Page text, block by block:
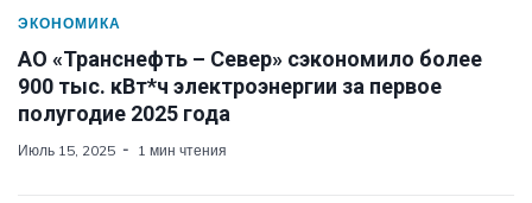
ЭКОНОМИКА
АО «Транснефть – Север» сэкономило более
900 тыс. кВт*ч электроэнергии за первое
полугодие 2025 года
Июль 15, 2025 1 мин чтения